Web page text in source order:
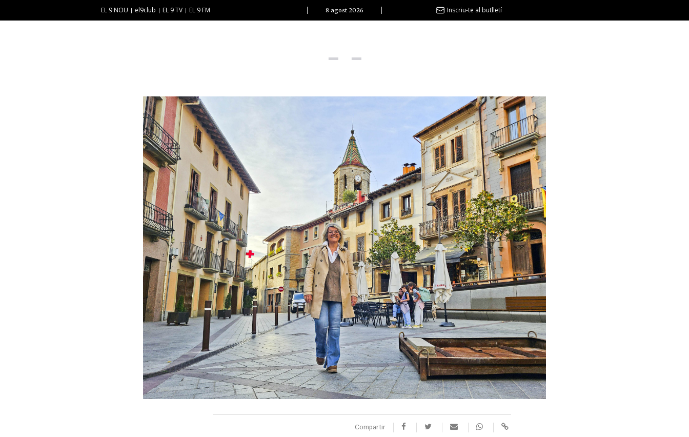
TEMÀTIQUES
ESPORTS
Futbol
Hoquei patins
Motor
Veure totes
CULTURA
Arts escèniques
Cultura popular
Llibres
Calaix
Veure totes
SUPLEMENTS
Fotogaleries
9magazín
Agenda
Blogosfera
EL 9 TV
EL 9 NOU el9club EL 9 TV EL 9 FM 8 agost 2026 Inscriu-te al butlletí
Compartir